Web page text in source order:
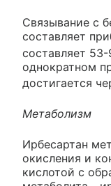
Связывание с
составляет
составляет
однократном
достигается
Метаболизм
Ирбесартан
окисления и
кислотой с